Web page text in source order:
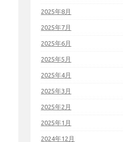
2025年8月
2025年7月
2025年6月
2025年5月
2025年4月
2025年3月
2025年2月
2025年1月
2024年12月